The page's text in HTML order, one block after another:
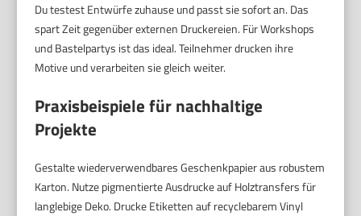
Du testest Entwürfe zuhause und passt sie sofort an. Das
spart Zeit gegenüber externen Druckereien. Für Workshops
und Bastelpartys ist das ideal. Teilnehmer drucken ihre
Motive und verarbeiten sie gleich weiter.
Praxisbeispiele für nachhaltige
Projekte
Gestalte wiederverwendbares Geschenkpapier aus robustem
Karton. Nutze pigmentierte Ausdrucke auf Holztransfers für
langlebige Deko. Drucke Etiketten auf recyclebarem Vinyl